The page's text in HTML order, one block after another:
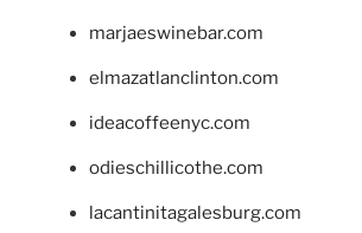
marjaeswinebar.com
elmazatlanclinton.com
ideacoffeenyc.com
odieschillicothe.com
lacantinitagalesburg.com